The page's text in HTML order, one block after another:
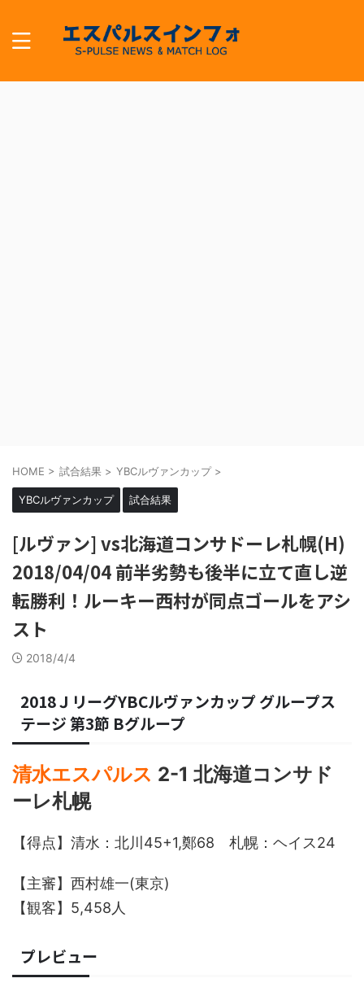
HOME > 試合結果 > YBCルヴァンカップ >
YBCルヴァンカップ 試合結果
[ルヴァン] vs北海道コンサドーレ札幌(H)
2018/04/04 前半劣勢も後半に立て直し逆
転勝利！ルーキー西村が同点ゴールをアシ
スト
2018/4/4
2018ＪリーグYBCルヴァンカップ グループス
テージ 第3節 Bグループ
清水エスパルス 2-1 北海道コンサド
ーレ札幌
【得点】清水：北川45+1,鄭68 札幌：ヘイス24
【主審】西村雄一(東京)
【観客】5,458人
プレビュー